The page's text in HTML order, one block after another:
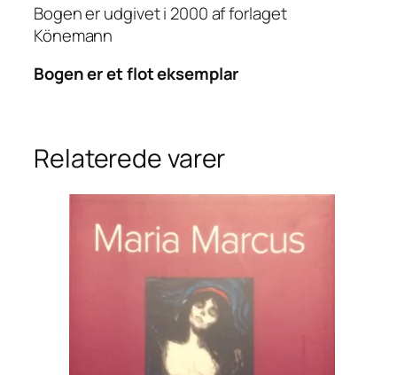
Bogen er udgivet i 2000 af forlaget
Könemann
Bogen er et flot eksemplar
Relaterede varer